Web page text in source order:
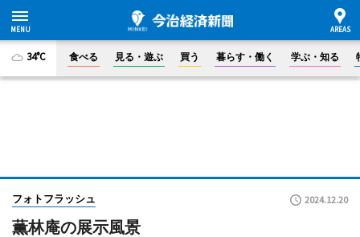
34°C 食べる 見る・遊ぶ 買う 暮らす・働く 学ぶ・知る
フォトフラッシュ 2024.12.20
薫林庵の展示風景